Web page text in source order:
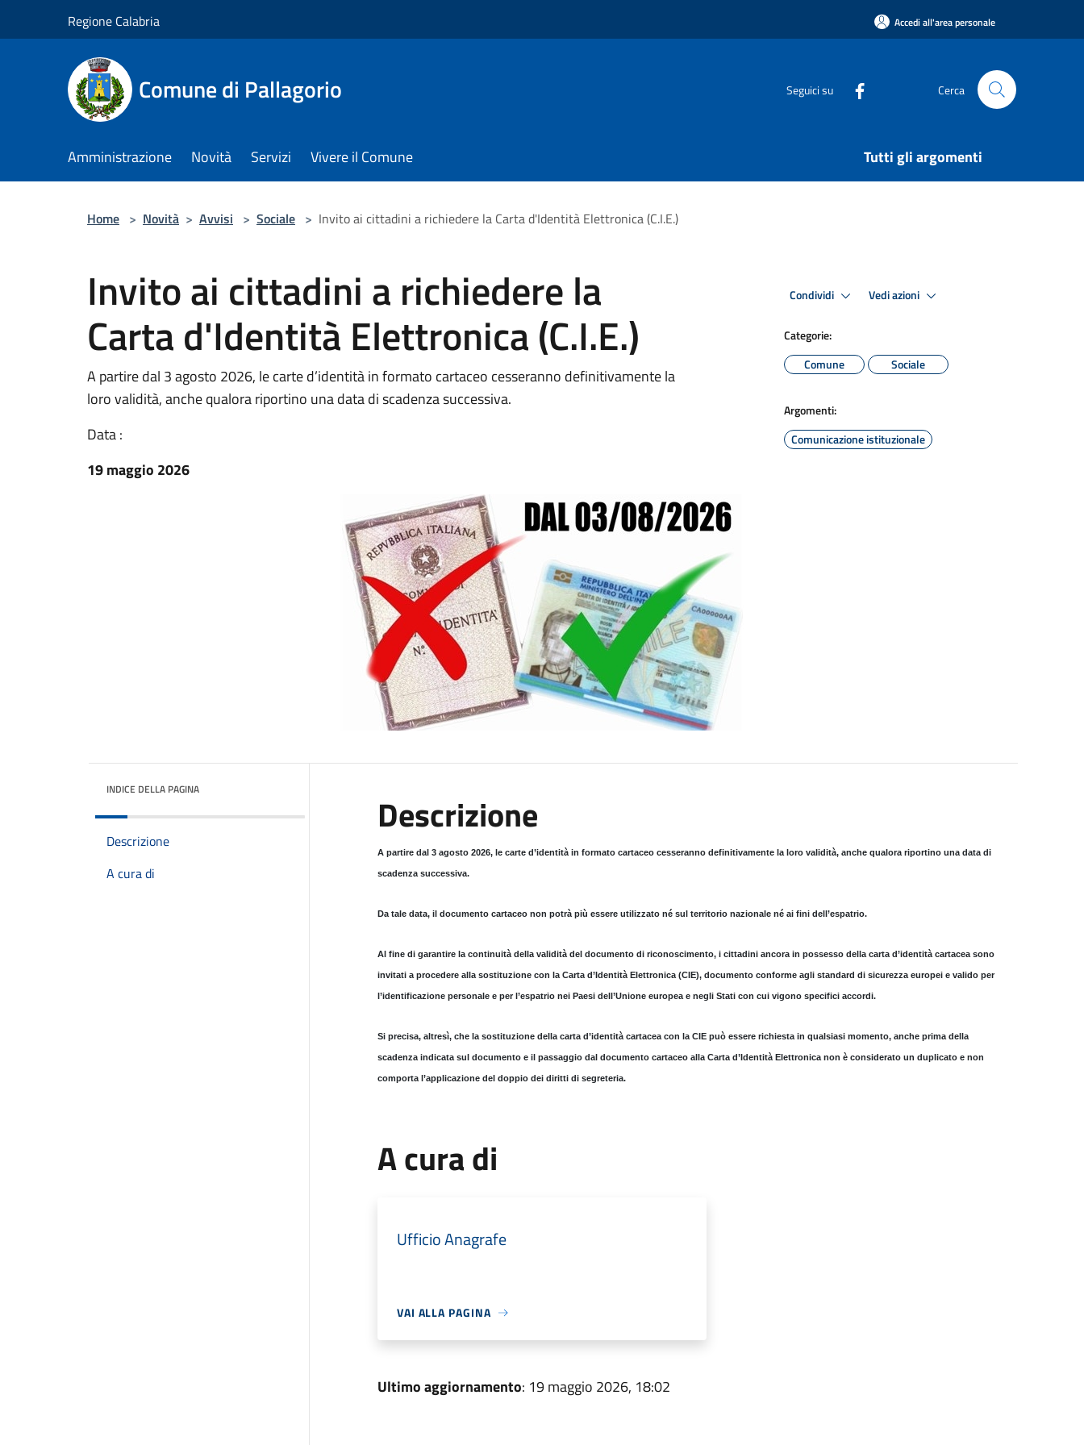
Regione Calabria Accedi all'area personale
Comune di Pallagorio Seguici su Cerca
Amministrazione Novità Servizi Vivere il Comune Tutti gli argomenti
Home > Novità > Avvisi > Sociale > Invito ai cittadini a richiedere la Carta d'Identità Elettronica (C.I.E.)
Invito ai cittadini a richiedere la
Carta d'Identità Elettronica (C.I.E.)
A partire dal 3 agosto 2026, le carte d’identità in formato cartaceo cesseranno definitivamente la
loro validità, anche qualora riportino una data di scadenza successiva.
Data :
19 maggio 2026
Condividi Vedi azioni
Categorie:
Comune
Sociale
Argomenti:
Comunicazione istituzionale
INDICE DELLA PAGINA
Descrizione
A cura di
Descrizione
A partire dal 3 agosto 2026, le carte d’identità in formato cartaceo cesseranno definitivamente la loro validità, anche qualora riportino una data di
scadenza successiva.
Da tale data, il documento cartaceo non potrà più essere utilizzato né sul territorio nazionale né ai fini dell’espatrio.
Al fine di garantire la continuità della validità del documento di riconoscimento, i cittadini ancora in possesso della carta d’identità cartacea sono
invitati a procedere alla sostituzione con la Carta d’Identità Elettronica (CIE), documento conforme agli standard di sicurezza europei e valido per
l’identificazione personale e per l’espatrio nei Paesi dell’Unione europea e negli Stati con cui vigono specifici accordi.
Si precisa, altresì, che la sostituzione della carta d’identità cartacea con la CIE può essere richiesta in qualsiasi momento, anche prima della
scadenza indicata sul documento e il passaggio dal documento cartaceo alla Carta d’Identità Elettronica non è considerato un duplicatoe non
comporta l’applicazione del doppio dei diritti di segreteria.
A cura di
Ufficio Anagrafe
VAI ALLA PAGINA
Ultimo aggiornamento: 19 maggio 2026, 18:02